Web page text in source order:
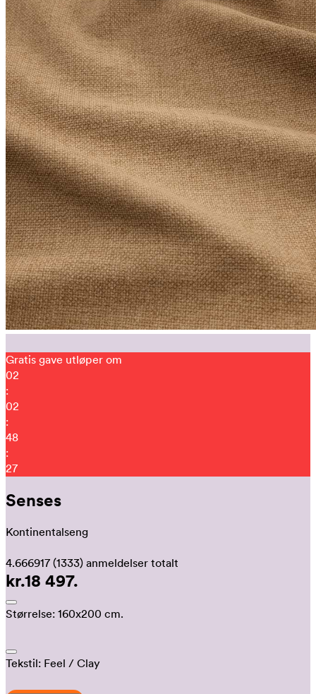
Gratis gave utløper om
02
:
02
:
48
:
20
Senses
Kontinentalseng
4.666917 (1333) anmeldelser totalt
kr.18 497.
Størrelse: 160x200 cm.
Tekstil: Feel / Clay